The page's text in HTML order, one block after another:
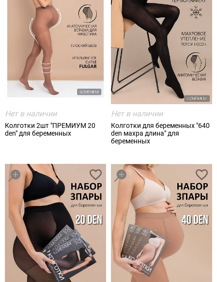
Нет в наличии
Колготки 2шт "ПРЕМИУМ 20
den" для беременных
Нет в наличии
Колготки для беременных "640
den махра длина" для
беременных